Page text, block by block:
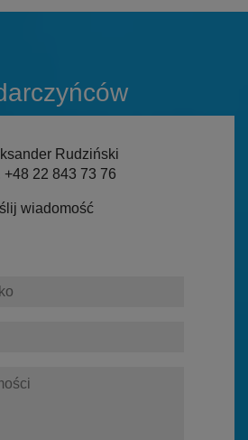
Rudziński
+48 22 843 73 76
wiadomość